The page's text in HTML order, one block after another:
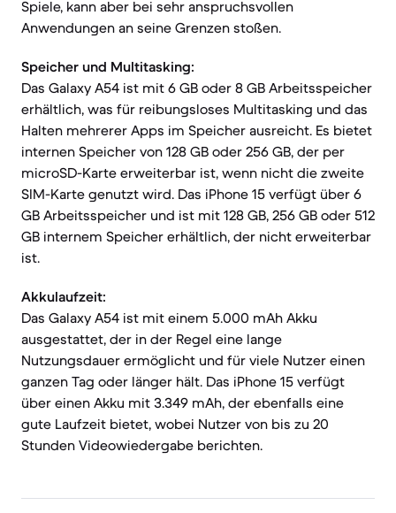
Spiele, kann aber bei sehr anspruchsvollen
Anwendungen an seine Grenzen stoßen.
Speicher und Multitasking:
Das Galaxy A54 ist mit 6 GB oder 8 GB Arbeitsspeicher
erhältlich, was für reibungsloses Multitasking und das
Halten mehrerer Apps im Speicher ausreicht. Es bietet
internen Speicher von 128 GB oder 256 GB, der per
microSD-Karte erweiterbar ist, wenn nicht die zweite
SIM-Karte genutzt wird. Das iPhone 15 verfügt über 6
GB Arbeitsspeicher und ist mit 128 GB, 256 GB oder 512
GB internem Speicher erhältlich, der nicht erweiterbar
ist.
Akkulaufzeit:
Das Galaxy A54 ist mit einem 5.000 mAh Akku
ausgestattet, der in der Regel eine lange
Nutzungsdauer ermöglicht und für viele Nutzer einen
ganzen Tag oder länger hält. Das iPhone 15 verfügt
über einen Akku mit 3.349 mAh, der ebenfalls eine
gute Laufzeit bietet, wobei Nutzer von bis zu 20
Stunden Videowiedergabe berichten.